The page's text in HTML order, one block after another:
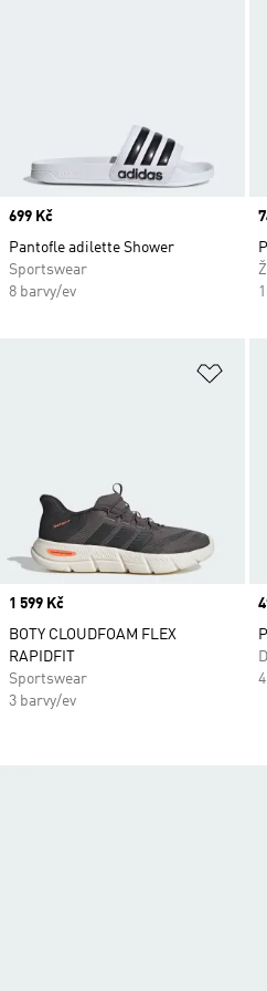
Price
699 Kč
Pantofle adilette Shower
Sportswear
8 barvy/ev
Price
1 599 Kč
BOTY CLOUDFOAM FLEX
RAPIDFIT
Sportswear
3 barvy/ev